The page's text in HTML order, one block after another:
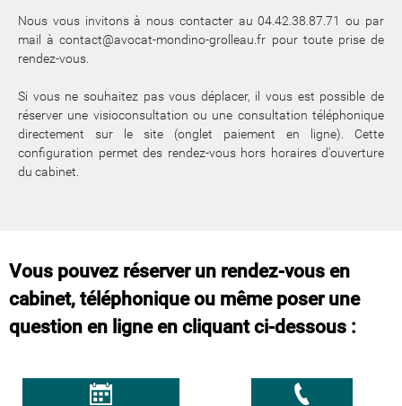
Nous vous invitons à nous contacter au 04.42.38.87.71 ou par
mail à contact@avocat-mondino-grolleau.fr pour toute prise de
rendez-vous.
Si vous ne souhaitez pas vous déplacer, il vous est possible de
réserver une visioconsultation ou une consultation téléphonique
directement sur le site (onglet paiement en ligne). Cette
configuration permet des rendez-vous hors horaires d'ouverture
du cabinet.
Vous pouvez réserver un rendez-vous en
cabinet, téléphonique ou même poser une
question en ligne en cliquant ci-dessous :